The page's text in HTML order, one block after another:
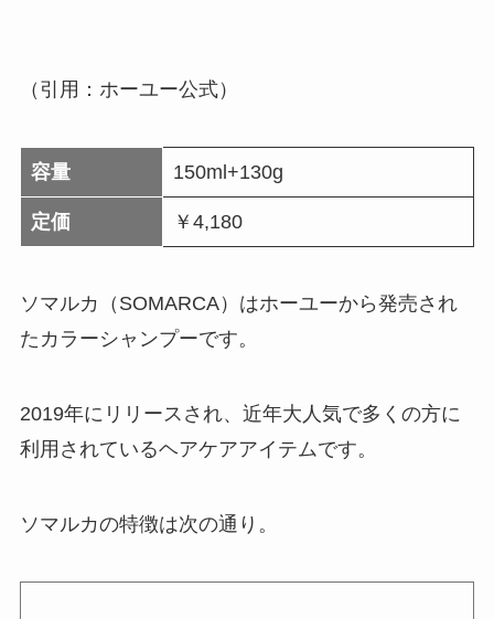
（引用：ホーユー公式）
容量 150ml+130g
定価 ￥4,180
ソマルカ（SOMARCA）はホーユーから発売され
たカラーシャンプーです。
2019年にリリースされ、近年大人気で多くの方に
利用されているヘアケアアイテムです。
ソマルカの特徴は次の通り。